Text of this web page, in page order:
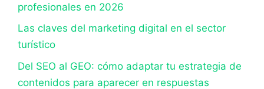
profesionales en 2026
Las claves del marketing digital en el sector
turístico
Del SEO al GEO: cómo adaptar tu estrategia de
contenidos para aparecer en respuestas